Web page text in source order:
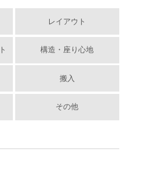
レイアウト
構造・座り心地
搬入
その他